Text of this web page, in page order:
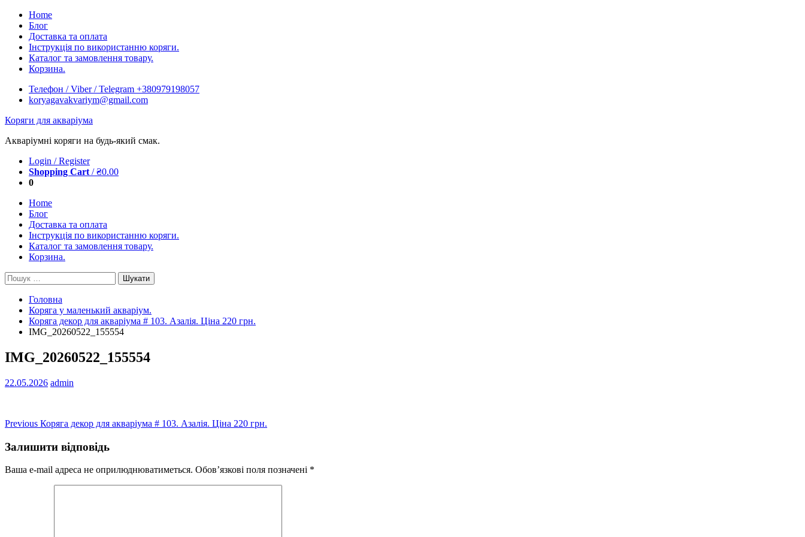
Skip
content
Home
Блог
Доставка та оплата
Інструкція по використанню коряги.
Каталог та замовлення товару.
Корзина.
Телефон / Viber / Telegram +380979198057
koryagavakvariym@gmail.com
Коряги для акваріума
Акваріумні коряги на будь-який смак.
Login / Register
Shopping Cart /₴0.00
0
Home
Блог
Доставка та оплата
Інструкція по використанню коряги.
Каталог та замовлення товару.
Корзина.
Пошук:
Головна
Коряга у маленький акваріум.
Коряга декор для акваріума # 103. Азалія. Ціна 220 грн.
IMG_20260522_155554
IMG_20260522_155554
22.05.2026 admin
Навігація
записів
Previous Previous
Коряга декор для акваріума # 103. Азалія. Ціна 220 грн.
Залишити відповідь
Ваша e-mail адреса не оприлюднюватиметься. Обов’язкові поля позначені *